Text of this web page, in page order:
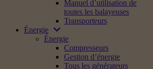
Manuel d’utilisation de
toutes les balayeuses
Transporteurs
Énergie
Énergie
Compresseurs
Gestion d’énergie
Tous les générateurs